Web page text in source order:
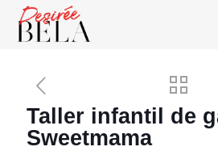
Taller infantil de
Sweetmama